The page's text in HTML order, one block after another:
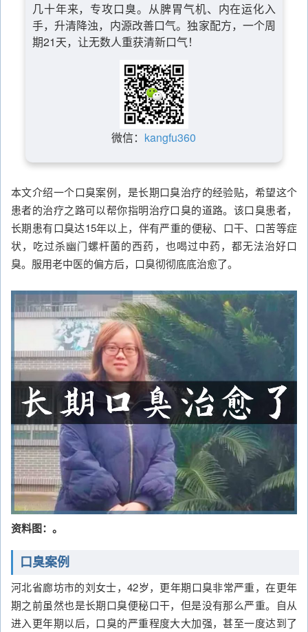
几十年来，专攻口臭。从脾胃气机、内在运化入
手，升清降浊，内源改善口气。独家配方，一个周
期21天，让无数人重获清新口气！
微信： kangfu360
本文介绍一个口臭案例，是长期口臭治疗的经验贴，希望这个
患者的治疗之路可以帮你指明治疗口臭的道路。该口臭患者，
长期患有口臭达15年以上，伴有严重的便秘、口干、口苦等症
状，吃过杀幽门螺杆菌的西药，也喝过中药，都无法治好口
臭。服用老中医的偏方后，口臭彻彻底底治愈了。
资料图：。
口臭案例
河北省廊坊市的刘女士，42岁，更年期口臭非常严重，在更年
期之前虽然也是长期口臭便秘口干，但是没有那么严重。自从
进入更年期以后，口臭的严重程度大大加强，甚至一度达到了